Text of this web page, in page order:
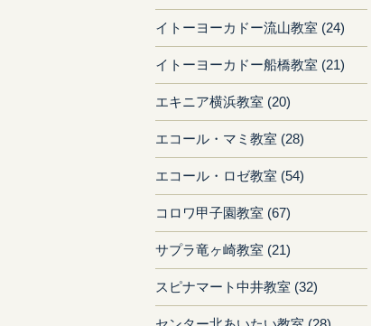
イトーヨーカドー流山教室 (24)
イトーヨーカドー船橋教室 (21)
エキニア横浜教室 (20)
エコール・マミ教室 (28)
エコール・ロゼ教室 (54)
コロワ甲子園教室 (67)
サプラ竜ヶ崎教室 (21)
スピナマート中井教室 (32)